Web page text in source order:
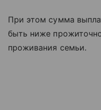
При этом сумма
быть ниже
проживания семьи.